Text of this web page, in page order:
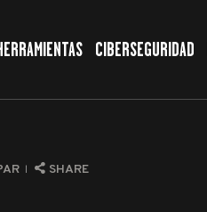
CIBERSEGURIDAD
SHARE